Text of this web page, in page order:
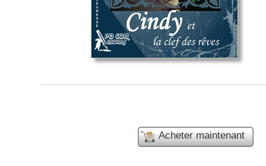
Acheter maintenant